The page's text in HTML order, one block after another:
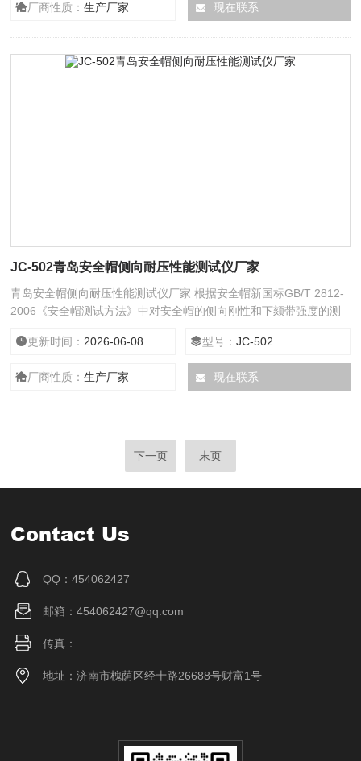
厂商性质：生产厂家 现在联系
JC-502青岛安全帽侧向耐压性能测试仪厂家
青岛安全帽侧向耐压性能测试仪厂家 根据安全帽新国标GB/T 2812-
2006《安全帽测试方法》中对安全帽的侧向刚性和下颏带强度的测
备实现两项测试，自动化程度高、操作方便，广泛应用于安全帽生产
企业、各大质检单位及建筑工程检测站。 仪器别称：安全帽下颏带
强度侧向刚性试验机安全帽下颏带强度侧向刚性测试仪
更新时间： 2026-06-08 型号：JC-502
厂商性质：生产厂家 现在联系
下一页 末页
Contact Us
QQ：454062427
邮箱：454062427@qq.com
传真：
地址：济南市槐荫区经十路26688号财富1号